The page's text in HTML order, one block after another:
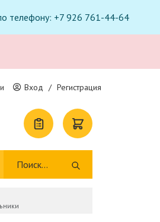
по телефону: +7 926 761-44-64
Вход / Регистрация